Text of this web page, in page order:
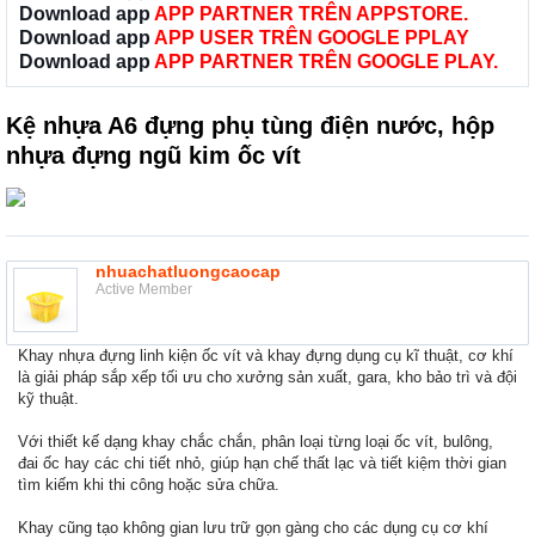
Download app APP PARTNER TRÊN APPSTORE.
Download app APP USER TRÊN GOOGLE PPLAY
Download app APP PARTNER TRÊN GOOGLE PLAY.
Kệ nhựa A6 đựng phụ tùng điện nước, hộp
nhựa đựng ngũ kim ốc vít
nhuachatluongcaocap
Active Member
Khay nhựa đựng linh kiện ốc vít và khay đựng dụng cụ kĩ thuật, cơ khí
là giải pháp sắp xếp tối ưu cho xưởng sản xuất, gara, kho bảo trì và đội
kỹ thuật.
Với thiết kế dạng khay chắc chắn, phân loại từng loại ốc vít, bulông,
đai ốc hay các chi tiết nhỏ, giúp hạn chế thất lạc và tiết kiệm thời gian
tìm kiếm khi thi công hoặc sửa chữa.
Khay cũng tạo không gian lưu trữ gọn gàng cho các dụng cụ cơ khí